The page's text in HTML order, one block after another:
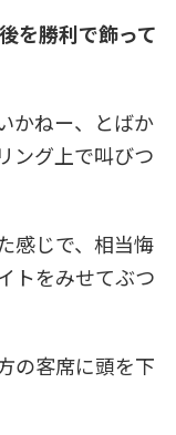
を勝利で飾って
かねー、とばか
ング上で叫びつ
感じで、相当悔
トをみせてぶつ
の客席に頭を下